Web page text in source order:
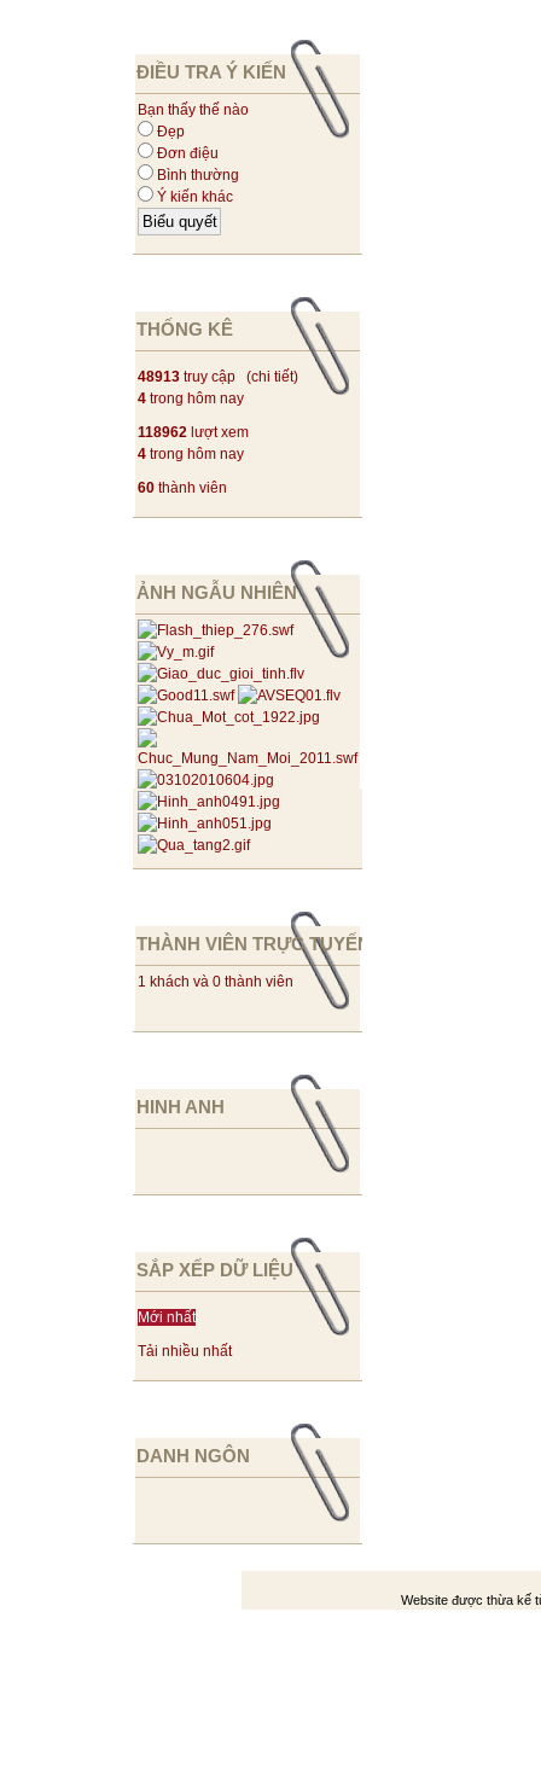
ĐIỀU TRA Ý KIẾN
Bạn thấy thế nào
Đẹp
Đơn điệu
Bình thường
Ý kiến khác
THỐNG KÊ
48913 truy cập (chi tiết)
4 trong hôm nay
118962 lượt xem
4 trong hôm nay
60 thành viên
ẢNH NGẪU NHIÊN
THÀNH VIÊN TRỰC TUYẾN
1 khách và 0 thành viên
HINH ANH
SẮP XẾP DỮ LIỆU
Mới nhất
Tải nhiều nhất
DANH NGÔN
Website được thừa kế